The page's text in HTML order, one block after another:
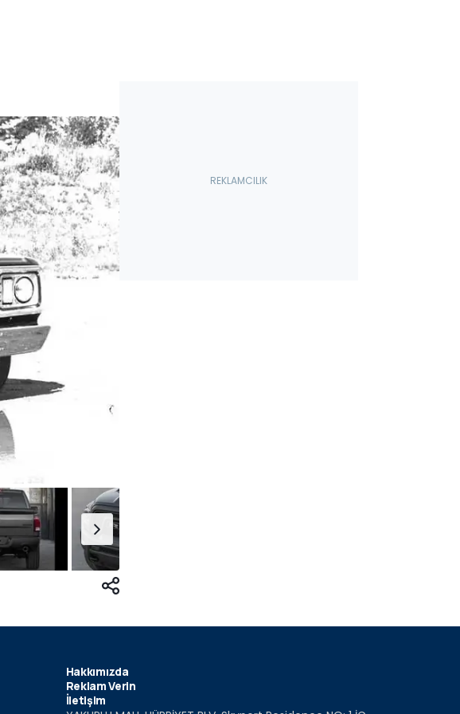
Hakkımızda
Reklam Verin
İletişim